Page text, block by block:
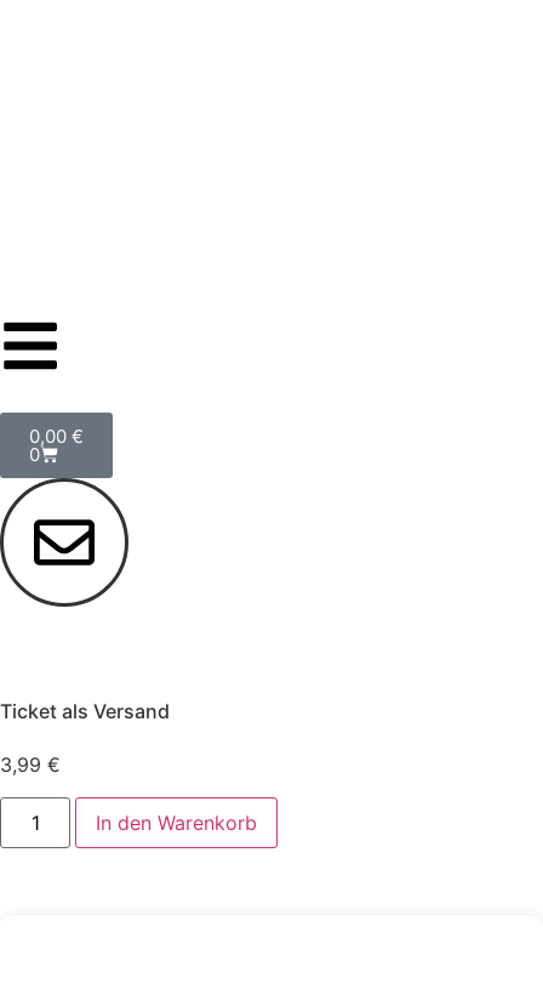
0,00 €
0
ErlebnisZeit Shop
Ticket als Versand
3,99 €
In den Warenkorb